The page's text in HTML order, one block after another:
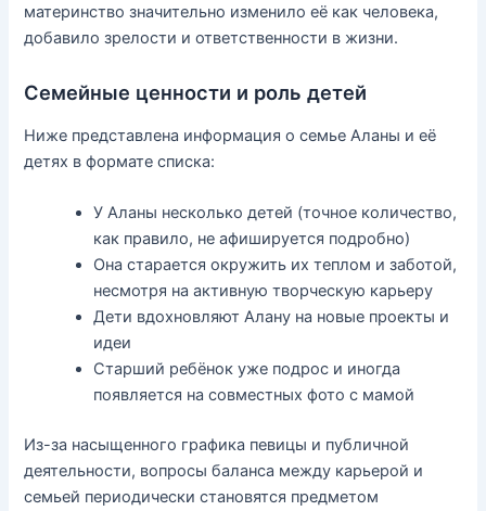
материнство значительно изменило её как человека,
добавило зрелости и ответственности в жизни.
Семейные ценности и роль детей
Ниже представлена информация о семье Аланы и её
детях в формате списка:
У Аланы несколько детей (точное количество,
как правило, не афишируется подробно)
Она старается окружить их теплом и заботой,
несмотря на активную творческую карьеру
Дети вдохновляют Алану на новые проекты и
идеи
Старший ребёнок уже подрос и иногда
появляется на совместных фото с мамой
Из-за насыщенного графика певицы и публичной
деятельности, вопросы баланса между карьерой и
семьей периодически становятся предметом